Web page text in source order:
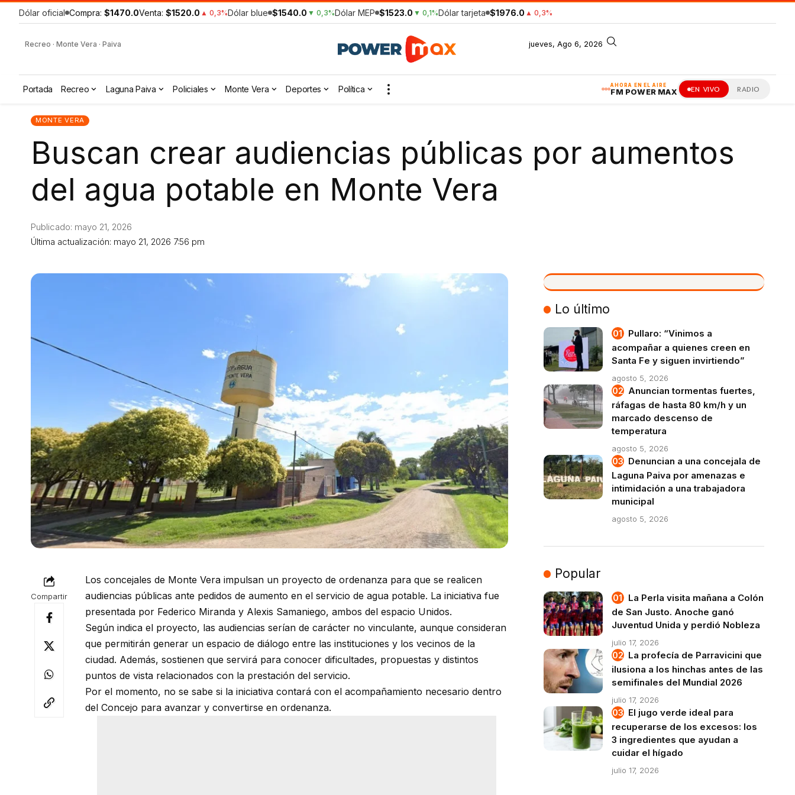
Dólar oficial Compra: $1470.0Venta: $1520.0 ▲ 0,3%Dólar blue $1540.0 ▼ 0,3%Dólar MEP $1523.0 ▼ 0,1%Dólar tarjeta $1976.0 ▲ 0,3%
Recreo · Monte Vera · Paiva jueves, Ago 6, 2026
AHORA EN EL AIRE
FM POWER MAX EN VIVO RADIO
Portada Recreo Laguna Paiva Policiales Monte Vera Deportes Política
MONTE VERA
Buscan crear audiencias públicas por aumentos
del agua potable en Monte Vera
Última actualización: mayo 21, 2026 7:56 pm
Publicado: mayo 21, 2026
Compartir
Los concejales de Monte Vera impulsan un proyecto de ordenanza para que se realicen
audiencias públicas ante pedidos de aumento en el servicio de agua potable. La iniciativa fue
presentada por Federico Miranda y Alexis Samaniego, ambos del espacio Unidos.
Según indica el proyecto, las audiencias serían de carácter no vinculante, aunque consideran
que permitirán generar un espacio de diálogo entre las instituciones y los vecinos de la
ciudad. Además, sostienen que servirá para conocer dificultades, propuestas y distintos
puntos de vista relacionados con la prestación del servicio.
Por el momento, no se sabe si la iniciativa contará con el acompañamiento necesario dentro
del Concejo para avanzar y convertirse en ordenanza.
VIVO
Lo último
Pullaro: “Vinimos a
acompañar a quienes creen en
Santa Fe y siguen invirtiendo”
agosto 5, 2026
Anuncian tormentas fuertes,
ráfagas de hasta 80 km/h y un
marcado descenso de
temperatura
agosto 5, 2026
Denuncian a una concejala de
Laguna Paiva por amenazas e
intimidación a una trabajadora
municipal
agosto 5, 2026
Popular
La Perla visita mañana a Colón
de San Justo. Anoche ganó
Juventud Unida y perdió Nobleza
julio 17, 2026
La profecía de Parravicini que
ilusiona a los hinchas antes de las
semifinales del Mundial 2026
julio 17, 2026
El jugo verde ideal para
recuperarse de los excesos: los
3 ingredientes que ayudan a
cuidar el hígado
julio 17, 2026